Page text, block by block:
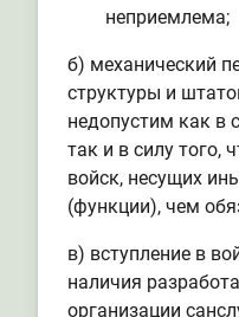
неприемлема;
б) механический
структуры и
недопустим как в
так и в силу того,
войск, несущих
(функции), чем
в) вступление в
наличия
организации